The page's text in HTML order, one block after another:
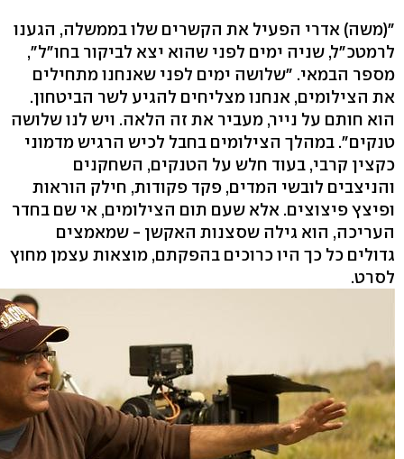
"(משה) אדרי הפעיל את הקשרים שלו בממשלה, הגענו
לרמטכ"ל, שניה ימים לפני שהוא יצא לביקור בחו"ל",
מספר הבמאי. "שלושה ימים לפני שאנחנו מתחילים
את הצילומים, אנחנו מצליחים להגיע לשר הביטחון.
הוא חותם על נייר, מעביר את זה הלאה. ויש לנו שלושה
טנקים". במהלך הצילומים בחבל לכיש הרגיש מדמוני
כקצין קרבי, בעוד חלש על הטנקים, השחקנים
והניצבים לובשי המדים, פקד פקודות, חילק הוראות
ופיצץ פיצוצים. אלא שעם תום הצילומים, אי שם בחדר
העריכה, הוא גילה שסצנות האקשן - שמאמצים
גדולים כל כך היו כרוכים בהפקתם, מוצאות עצמן מחוץ
לסרט.